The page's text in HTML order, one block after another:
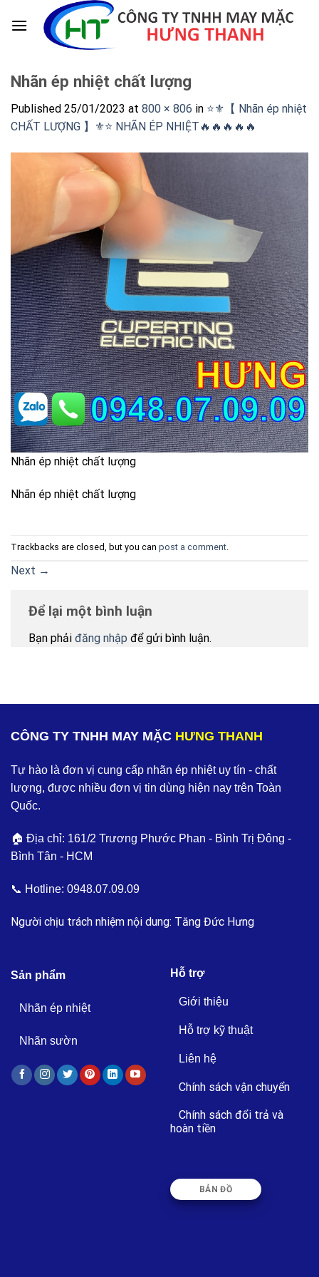
Nhãn ép nhiệt chất lượng
Published 25/01/2023 at 800 × 806 in ⭐️⚜️【 Nhãn ép nhiệt
CHẤT LƯỢNG 】⚜️⭐️ NHÃN ÉP NHIỆT🔥🔥🔥🔥🔥
Nhãn ép nhiệt chất lượng
Nhãn ép nhiệt chất lượng
Trackbacks are closed, but you can post a comment.
Next →
Để lại một bình luận
Bạn phải đăng nhập để gửi bình luận.
CÔNG TY TNHH MAY MẶC HƯNG THANH
Tự hào là đơn vị cung cấp nhãn ép nhiệt uy tín - chất
lượng, được nhiều đơn vị tin dùng hiện nay trên Toàn
Quốc.
🏠 Địa chỉ: 161/2 Trương Phước Phan - Bình Trị Đông -
Bình Tân - HCM
📞 Hotline: 0948.07.09.09
Người chịu trách nhiệm nội dung: Tăng Đức Hưng
Sản phẩm
Nhãn ép nhiệt
Nhãn sườn
Hỗ trợ
Giới thiệu
Hỗ trợ kỹ thuật
Liên hệ
Chính sách vận chuyển
Chính sách đổi trả và
hoàn tiền
BẢN ĐỒ